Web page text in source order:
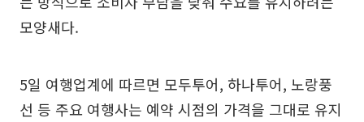
모양새다.
5일 여행업계에 따르면 모두투어, 하나투어, 노랑풍
선 등 주요 여행사는 예약 시점의 가격을 그대로 유지